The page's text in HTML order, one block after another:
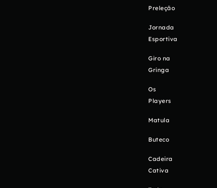
Preleção
Jornada
Esportiva
Giro na
Gringa
Os
Players
Matula
Buteco
Cadeira
Cativa